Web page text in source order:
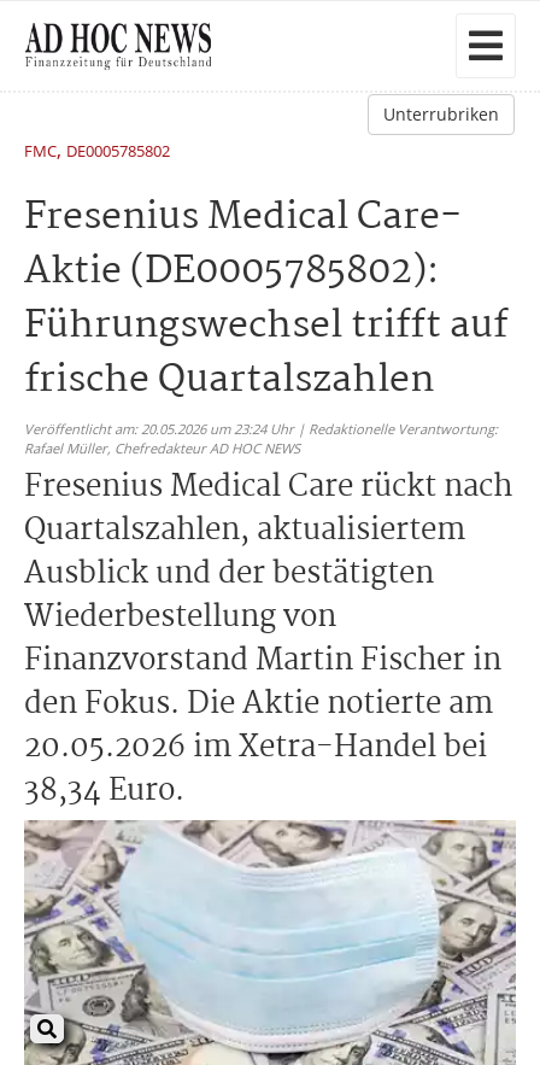
Unterrubriken
FMC, DE0005785802
Fresenius Medical Care-
Aktie (DE0005785802):
Führungswechsel trifft auf
frische Quartalszahlen
Veröffentlicht am: 20.05.2026 um 23:24 Uhr | Redaktionelle Verantwortung:
Rafael Müller, Chefredakteur AD HOC NEWS
Fresenius Medical Care rückt nach
Quartalszahlen, aktualisiertem
Ausblick und der bestätigten
Wiederbestellung von
Finanzvorstand Martin Fischer in
den Fokus. Die Aktie notierte am
20.05.2026 im Xetra-Handel bei
38,34 Euro.